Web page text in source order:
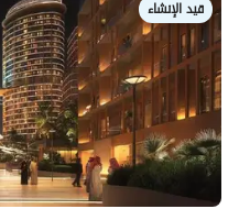
قيد الإنشاء